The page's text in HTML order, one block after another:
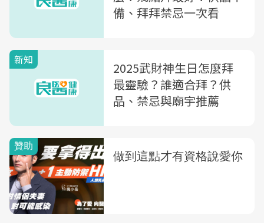
備、拜拜禁忌一次看
新知
2025武財神生日怎麼拜
最靈驗？誰適合拜？供
品、禁忌與廟宇推薦